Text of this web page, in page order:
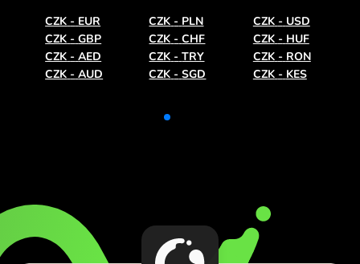
CZK - EUR CZK - PLN CZK - USD
CZK - GBP CZK - CHF CZK - HUF
CZK - AED CZK - TRY CZK - RON
CZK - AUD CZK - SGD CZK - KES